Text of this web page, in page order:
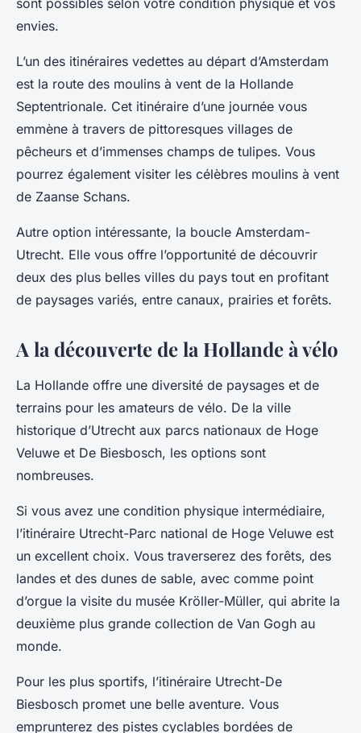
sont possibles selon votre condition physique et vos
envies.
L’un des itinéraires vedettes au départ d’Amsterdam
est la route des moulins à vent de la Hollande
Septentrionale. Cet itinéraire d’une journée vous
emmène à travers de pittoresques villages de
pêcheurs et d’immenses champs de tulipes. Vous
pourrez également visiter les célèbres moulins à vent
de Zaanse Schans.
Autre option intéressante, la boucle Amsterdam-
Utrecht. Elle vous offre l’opportunité de découvrir
deux des plus belles villes du pays tout en profitant
de paysages variés, entre canaux, prairies et forêts.
A la découverte de la Hollande à vélo
La Hollande offre une diversité de paysages et de
terrains pour les amateurs de vélo. De la ville
historique d’Utrecht aux parcs nationaux de Hoge
Veluwe et De Biesbosch, les options sont
nombreuses.
Si vous avez une condition physique intermédiaire,
l’itinéraire Utrecht-Parc national de Hoge Veluwe est
un excellent choix. Vous traverserez des forêts, des
landes et des dunes de sable, avec comme point
d’orgue la visite du musée Kröller-Müller, qui abrite la
deuxième plus grande collection de Van Gogh au
monde.
Pour les plus sportifs, l’itinéraire Utrecht-De
Biesbosch promet une belle aventure. Vous
emprunterez des pistes cyclables bordées de